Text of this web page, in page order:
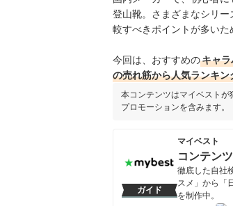
登山靴。さまざまなシリ
較すべきポイントが多いた
今回は、おすすめのキャ
の売れ筋から人気ランキン
本コンテンツはマイベストが
プロモーションを含みます。
ガイド
マイベスト
コンテン
徹底した自社
スメ」から「
を制作中。